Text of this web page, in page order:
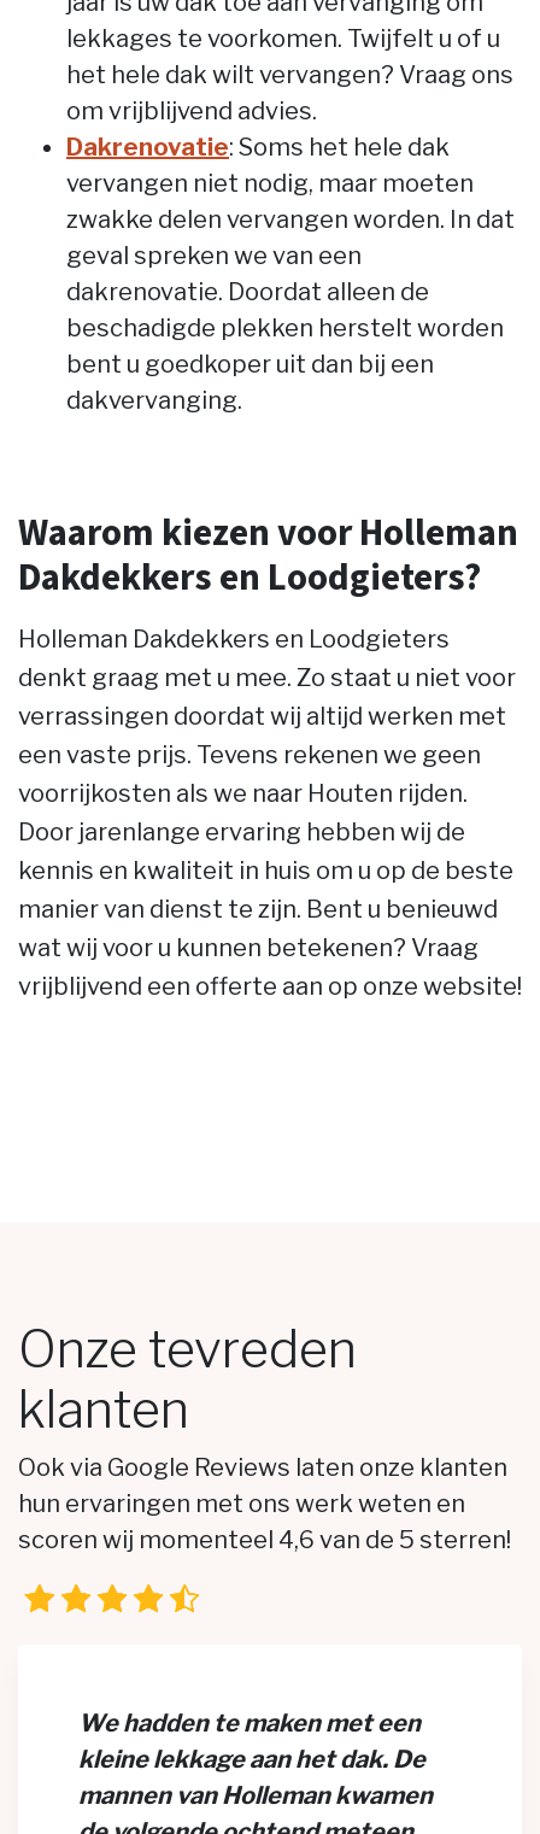
lekkages te voorkomen. Twijfelt u of u
het hele dak wilt vervangen? Vraag ons
om vrijblijvend advies.
Dakrenovatie: Soms het hele dak
vervangen niet nodig, maar moeten
zwakke delen vervangen worden. In dat
geval spreken we van een
dakrenovatie. Doordat alleen de
beschadigde plekken herstelt worden
bent u goedkoper uit dan bij een
dakvervanging.
Waarom kiezen voor Holleman
Dakdekkers en Loodgieters?
Holleman Dakdekkers en Loodgieters
denkt graag met u mee. Zo staat u niet voor
verrassingen doordat wij altijd werken met
een vaste prijs. Tevens rekenen we geen
voorrijkosten als we naar Houten rijden.
Door jarenlange ervaring hebben wij de
kennis en kwaliteit in huis om u op de beste
manier van dienst te zijn. Bent u benieuwd
wat wij voor u kunnen betekenen? Vraag
vrijblijvend een offerte aan op onze website!
Onze tevreden
klanten
Ook via Google Reviews laten onze klanten
hun ervaringen met ons werk weten en
scoren wij momenteel 4,6 van de 5 sterren!
We hadden te maken met een
kleine lekkage aan het dak. De
mannen van Holleman kwamen